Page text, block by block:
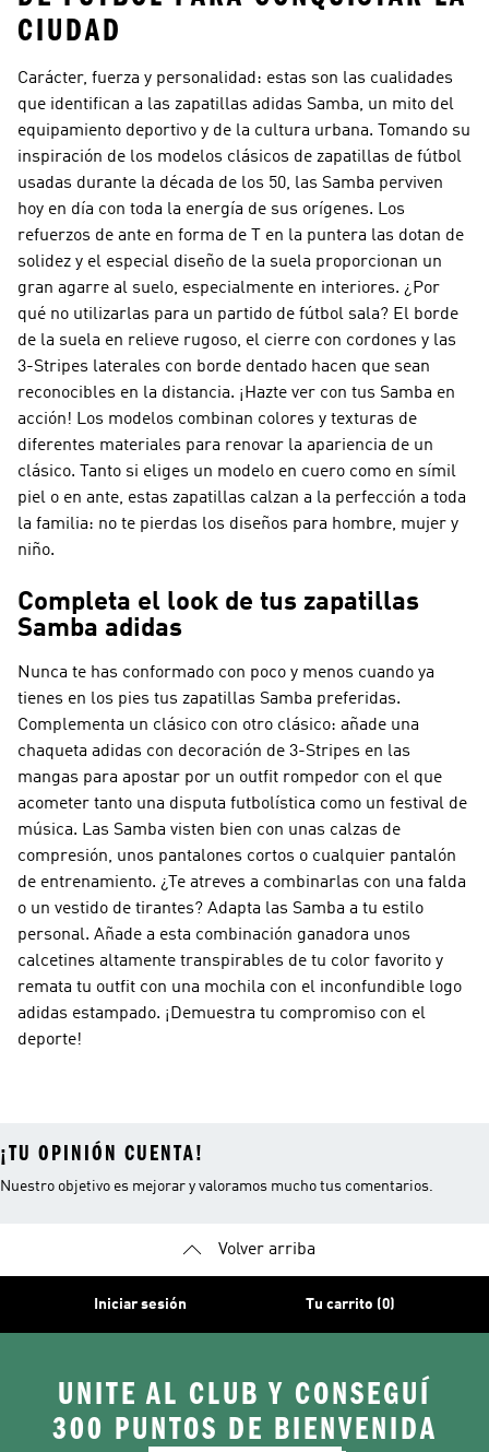
CIUDAD
Carácter, fuerza y personalidad: estas son las cualidades
que identifican a las zapatillas adidas Samba, un mito del
equipamiento deportivo y de la cultura urbana. Tomando su
inspiración de los modelos clásicos de zapatillas de fútbol
usadas durante la década de los 50, las Samba perviven
hoy en día con toda la energía de sus orígenes. Los
refuerzos de ante en forma de T en la puntera las dotan de
solidez y el especial diseño de la suela proporcionan un
gran agarre al suelo, especialmente en interiores. ¿Por
qué no utilizarlas para un partido de fútbol sala? El borde
de la suela en relieve rugoso, el cierre con cordones y las
3-Stripes laterales con borde dentado hacen que sean
reconocibles en la distancia. ¡Hazte ver con tus Samba en
acción! Los modelos combinan colores y texturas de
diferentes materiales para renovar la apariencia de un
clásico. Tanto si eliges un modelo en cuero como en símil
piel o en ante, estas zapatillas calzan a la perfección a toda
la familia: no te pierdas los diseños para hombre, mujer y
niño.
Completa el look de tus zapatillas
Samba adidas
Nunca te has conformado con poco y menos cuando ya
tienes en los pies tus zapatillas Samba preferidas.
Complementa un clásico con otro clásico: añade una
chaqueta adidas con decoración de 3-Stripes en las
mangas para apostar por un outfit rompedor con el que
acometer tanto una disputa futbolística como un festival de
música. Las Samba visten bien con unas calzas de
compresión, unos pantalones cortos o cualquier pantalón
de entrenamiento. ¿Te atreves a combinarlas con una falda
o un vestido de tirantes? Adapta las Samba a tu estilo
personal. Añade a esta combinación ganadora unos
calcetines altamente transpirables de tu color favorito y
remata tu outfit con una mochila con el inconfundible logo
adidas estampado. ¡Demuestra tu compromiso con el
deporte!
¡TU OPINIÓN CUENTA!
Nuestro objetivo es mejorar y valoramos mucho tus comentarios.
Volver arriba
Iniciar sesión Tu carrito (0)
UNITE AL CLUB Y CONSEGUÍ
300 PUNTOS DE BIENVENIDA